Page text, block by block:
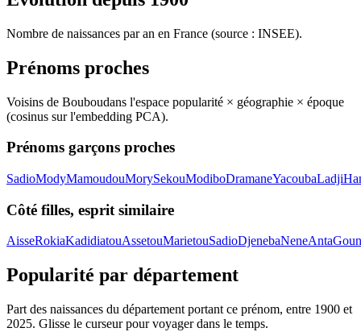
Nombre de naissances par an en France (source : INSEE).
Prénoms proches
Voisins de Bouboudans l'espace popularité × géographie × époque
(cosinus sur l'embedding PCA).
Prénoms garçons proches
SadioModyMamoudouMorySekouModiboDramaneYacoubaLadji
Côté filles, esprit similaire
AisseRokiaKadidiatouAssetouMarietouSadioDjenebaNeneAnta
Popularité par département
Part des naissances du département portant ce prénom, entre 1900 et
2025. Glisse le curseur pour voyager dans le temps.